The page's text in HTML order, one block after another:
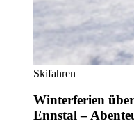
Skifahren
Winterferien
Ennstal –